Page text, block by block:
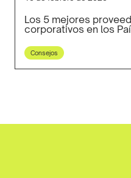
Los 5 mejores
corporativos en los
Consejos